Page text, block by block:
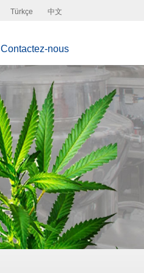
Türkçe 中文
Contactez-nous